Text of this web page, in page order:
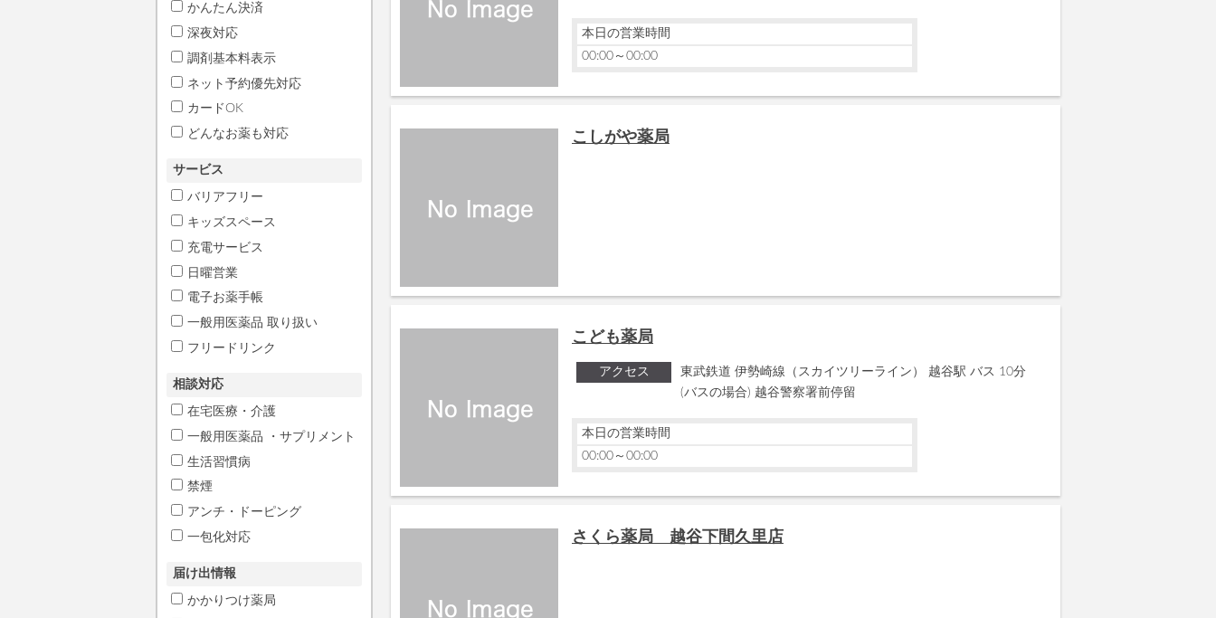
かんたん決済
深夜対応
調剤基本料表示
ネット予約優先対応
カードOK
どんなお薬も対応
サービス
バリアフリー
キッズスペース
充電サービス
日曜営業
電子お薬手帳
一般用医薬品 取り扱い
フリードリンク
相談対応
在宅医療・介護
一般用医薬品 ・サプリメント
生活習慣病
禁煙
アンチ・ドーピング
一包化対応
届け出情報
かかりつけ薬局
本日の営業時間
00:00～00:00
こしがや薬局
こども薬局
アクセス
東武鉄道 伊勢崎線（スカイツリーライン） 越谷駅 バス 10分
(バスの場合) 越谷警察署前停留
本日の営業時間
00:00～00:00
さくら薬局 越谷下間久里店